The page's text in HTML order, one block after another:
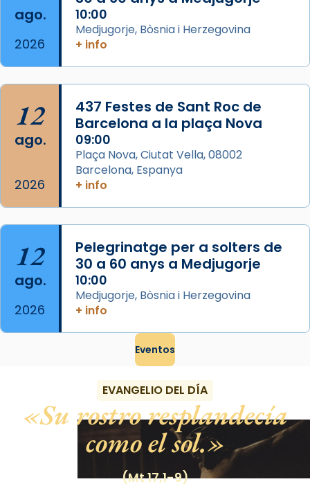
Regnes castellans i més tard de tota
Espanya.
View on Facebook · Share
ago.
2026
10:00
Medjugorje, Bòsnia i Herzegovina
+ info
12
ago.
2026
437 Festes de Sant Roc de
Barcelona a la plaça Nova
09:00
Plaça Nova, Ciutat Vella, 08002
Barcelona, Espanya
+ info
12
ago.
2026
Pelegrinatge per a solters de
30 a 60 anys a Medjugorje
10:00
Medjugorje, Bòsnia i Herzegovina
+ info
Eventos
EVANGELIO DEL DÍA
Su rostro resplandecía
como el sol.
(Mt 17,1-9)